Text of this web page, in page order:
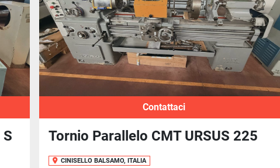
Contattaci
Tornio Parallelo CMT URSUS 225
CINISELLO BALSAMO, ITALIA